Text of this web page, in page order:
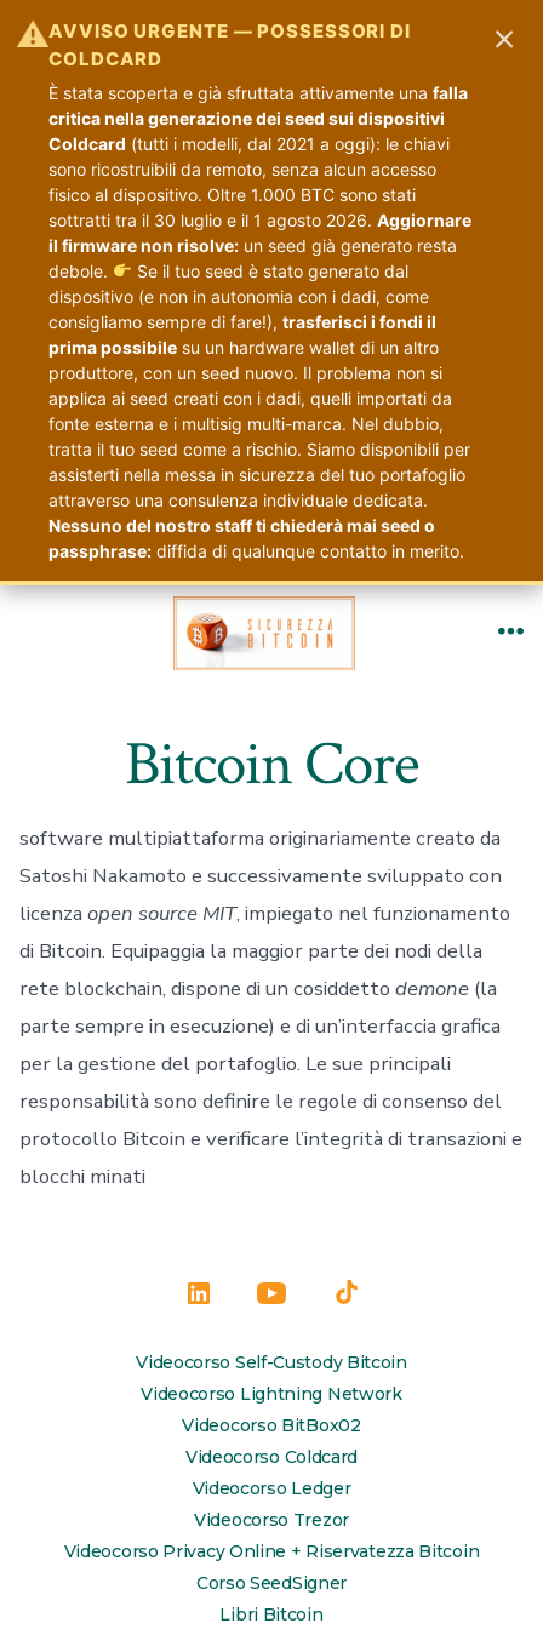
⚠AVVISO URGENTE — POSSESSORI DI
COLDCARD
È stata scoperta e già sfruttata attivamente una falla
critica nella generazione dei seed sui dispositivi
Coldcard (tutti i modelli, dal 2021 a oggi): le chiavi
sono ricostruibili da remoto, senza alcun accesso
fisico al dispositivo. Oltre 1.000 BTC sono stati
sottratti tra il 30 luglio e il 1 agosto 2026. Aggiornare
il firmware non risolve: un seed già generato resta
debole.
Se il tuo seed è stato generato dal
dispositivo (e non in autonomia con i dadi, come
consigliamo sempre di fare!), trasferisci i fondi il
prima possibile su un hardware wallet di un altro
produttore, con un seed nuovo. Il problema non si
applica ai seed creati con i dadi, quelli importati da
fonte esterna e i multisig multi-marca. Nel dubbio,
tratta il tuo seed come a rischio. Siamo disponibili per
assisterti nella messa in sicurezza del tuo portafoglio
attraverso una consulenza individuale dedicata.
Nessuno del nostro staff ti chiederà mai seed o
passphrase: diffida di qualunque contatto in merito.
×
Passa
Bitcoin Core
software multipiattaforma originariamente creato da
Satoshi Nakamoto e successivamente sviluppato con
licenza open source MIT, impiegato nel funzionamento
di Bitcoin. Equipaggia la maggior parte dei nodi della
rete blockchain, dispone di un cosiddetto demone(la
parte sempre in esecuzione) e di un’interfaccia grafica
per la gestione del portafoglio. Le sue principali
responsabilità sono definire le regole di consenso del
protocollo Bitcoin e verificare l’integrità di transazioni e
blocchi minati
Apri
LinkedIn
in
una
nuova
scheda
Apri
YouTube
in
una
nuova
scheda
Apri
TikTok
in
una
nuova
scheda
Videocorso Self-Custody Bitcoin
Videocorso Lightning Network
Videocorso BitBox02
Videocorso Coldcard
Videocorso Ledger
Videocorso Trezor
Videocorso Privacy Online + Riservatezza Bitcoin
Corso SeedSigner
Libri Bitcoin